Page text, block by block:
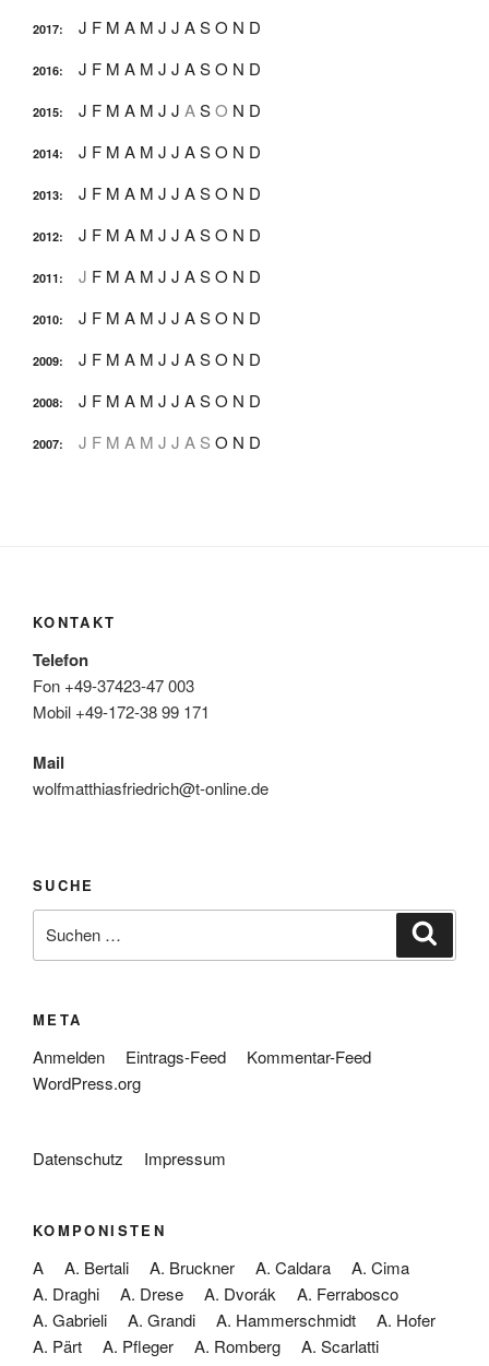
2017: J F M A M J J ASO N D
2016: J F M A M J J ASO N D
2015: J F M A M J J ASO N D
2014: J F M A M J J ASO N D
2013: J F M A M J J ASO N D
2012: J F M A M J J ASO N D
2011: J F M A M J J ASO N D
2010: J F M A M J J ASO N D
2009: J F M A M J J ASO N D
2008: J F M A M J J ASO N D
2007: J F M A M J J A S O N D
KONTAKT
Telefon
Fon +49-37423-47 003
Mobil +49-172-38 99 171
Mail
wolfmatthiasfriedrich@t-online.de
SUCHE
nach:
META
Anmelden Eintrags-Feed
Kommentar-Feed
WordPress.org
Datenschutz Impressum
KOMPONISTEN
A A. Bertali A. Bruckner A. Caldara
A. Cima
A. Draghi
A. Drese A. Dvorák
A. Ferrabosco
A. Gabrieli
A. Grandi A. Hammerschmidt
A. Hofer
A. Pärt
A. Pfleger A. Romberg
A. Scarlatti